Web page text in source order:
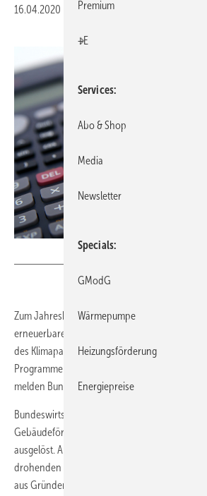
16.04.2020 Druckvorschau
Zum Jahresbeginn 2020 hat der Bund seine
erneuerbare Energien und Energieeffizienz im
des Klimapakets erheblich verbessert. Die
Programme sind im ersten Quartal 2020
melden Bundeswirtschaftsministerium, KfW und
Bundeswirtschaftsminister Peter Altmaier: „Mit
Gebäudeförderung haben wir in Deutschland
ausgelöst. Angesichts einer wegen der
drohenden Rezession zeigt sich, dass wir die
aus Gründen des Klimaschutzes benötigen –
Premium
+E
Services
Abo & Shop
Media
Newsletter
Specials
GModG
Wärmepumpe
Heizungsförderung
Energiepreise